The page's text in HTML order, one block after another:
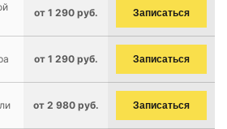
от 1 290 руб. Записаться
от 1 290 руб. Записаться
от 2 980 руб. Записаться